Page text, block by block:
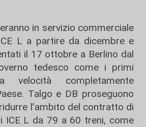
in servizio commerciale
L a partire da dicembre e
il ​​17 ottobre a Berlino dal
tedesco come i primi
completamente
Talgo e DB proseguono
l’ambito del contratto di
ICE L da 79 a 60 treni, come